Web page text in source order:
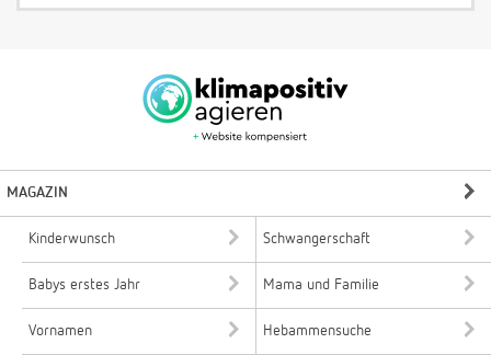
MAGAZIN
Kinderwunsch Schwangerschaft
Babys erstes Jahr Mama und Familie
Vornamen Hebammensuche